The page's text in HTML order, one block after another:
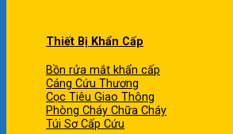
Thiết Bị Khẩn Cấp
Bồn rửa mắt khẩn cấp
Cáng Cứu Thương
Cọc Tiêu Giao Thông
Phòng Cháy Chữa Cháy
Túi Sơ Cấp Cứu